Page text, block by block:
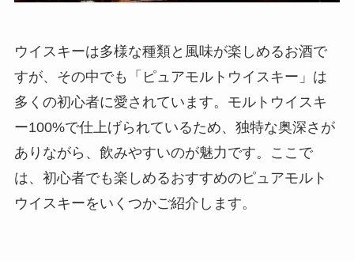
ウイスキーは多様な種類と風味が楽しめるお酒で
すが、その中でも「ピュアモルトウイスキー」は
多くの初心者に愛されています。モルトウイスキ
ー100%で仕上げられているため、独特な奥深さが
ありながら、飲みやすいのが魅力です。ここで
は、初心者でも楽しめるおすすめのピュアモルト
ウイスキーをいくつかご紹介します。